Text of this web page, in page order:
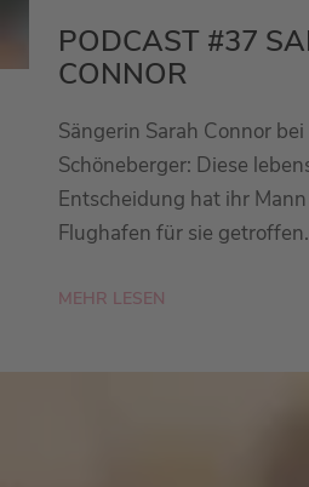
PODCAST #37
CONNOR
Sängerin Sarah Connor
Schöneberger: Diese
Entscheidung hat ihr
Flughafen für sie getroffen.
MEHR LESEN